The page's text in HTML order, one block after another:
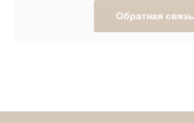
Обратная связь